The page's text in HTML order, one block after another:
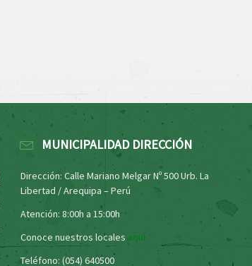
MUNICIPALIDAD DIRECCIÓN
Dirección: Calle Mariano Melgar Nº 500 Urb. La
Libertad / Arequipa – Perú
Atención: 8:00h a 15:00h
Conoce nuestros locales aquí
Teléfono: (054) 640500